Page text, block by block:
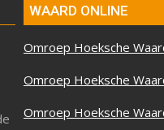
WAARD ONLINE
Omroep Hoeksche
Omroep Hoeksche
Omroep Hoeksche